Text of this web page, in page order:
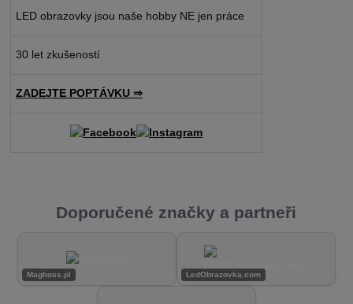
LED obrazovky jsou naše hobby NE jen práce
30 let zkušeností
ZADEJTE POPTÁVKU ⇒
Doporučené značky a partneři
Magboss.pl LedObrazovka.com